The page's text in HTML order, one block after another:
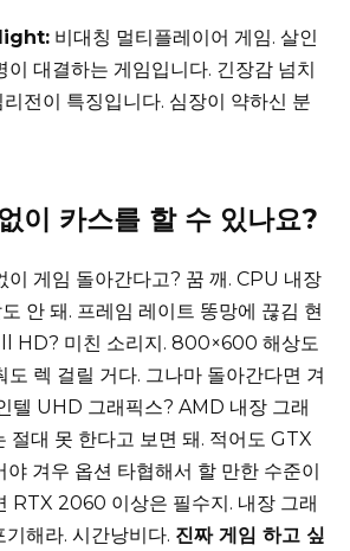
비대칭 멀티플레이어 게임. 살인
이 대결하는 게임입니다. 긴장감 넘치
전이 특징입니다. 심장이 약하신 분
이 카스를 할 수 있나요?
이 게임 돌아간다고? 꿈 깨. CPU 내장
안 돼. 프레임 레이트 똥망에 끊김 현
HD? 미친 소리지. 800×600 해상도
도 렉 걸릴 거다. 그나마 돌아간다면 겨
텔 UHD 그래픽스? AMD 내장 그래
절대 못 한다고 보면 돼. 적어도 GTX
겨우 옵션 타협해서 할 만한 수준이
RTX 2060 이상은 필수지. 내장 그래
해라. 시간낭비다. 진짜 게임 하고 싶